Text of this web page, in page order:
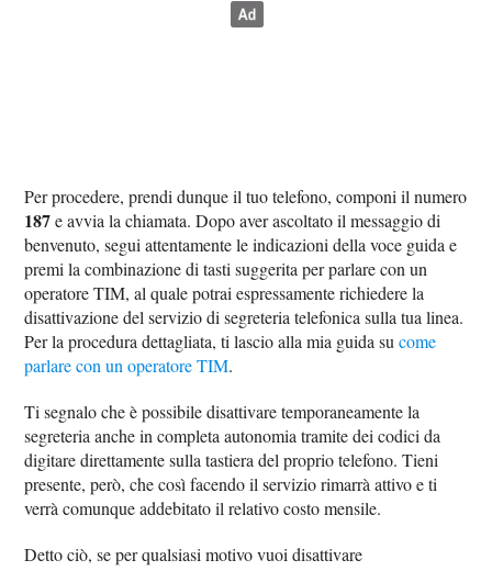
Per procedere, prendi dunque il tuo telefono, componi il numero
187e avvia la chiamata. Dopo aver ascoltato il messaggio di
benvenuto, segui attentamente le indicazioni della voce guida e
premi la combinazione di tasti suggerita per parlare con un
operatore TIM, al quale potrai espressamente richiedere la
disattivazione del servizio di segreteria telefonica sulla tua linea.
Per la procedura dettagliata, ti lascio alla mia guida sucome
parlare con un operatore TIM.
Ti segnalo che è possibile disattivare temporaneamente la
segreteria anche in completa autonomia tramite dei codici da
digitare direttamente sulla tastiera del proprio telefono. Tieni
presente, però, che così facendo il servizio rimarrà attivo e ti
verrà comunque addebitato il relativo costo mensile.
Detto ciò, se per qualsiasi motivo vuoi disattivare